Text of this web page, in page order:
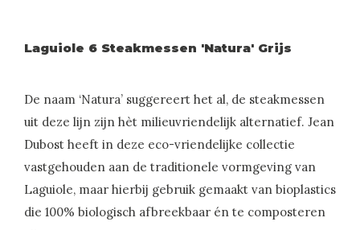
Laguiole 6 Steakmessen 'Natura' Grijs
De naam ‘Natura’ suggereert het al, de steakmessen
uit deze lijn zijn hèt milieuvriendelijk alternatief. Jean
Dubost heeft in deze eco-vriendelijke collectie
vastgehouden aan de traditionele vormgeving van
Laguiole, maar hierbij gebruik gemaakt van bioplastics
die 100% biologisch afbreekbaar én te composteren